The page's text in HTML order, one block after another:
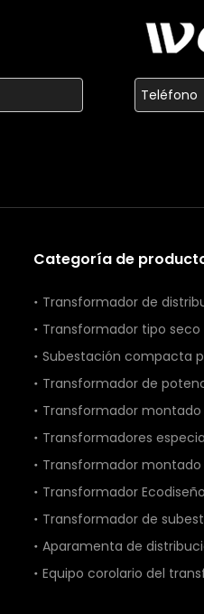
Categoría de
Transformador de
Transformador tipo seco
Subestación compacta
Transformador de
Transformador
Transformadores
Transformador
Transformador Ecodiseño
Transformador de
Aparamenta de
Equipo corolario del